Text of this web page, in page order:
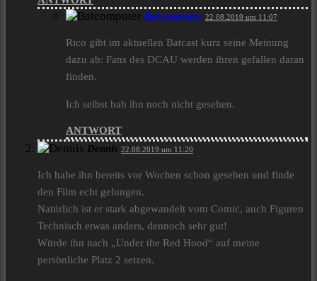
Batcomputer 22.08.2019 um 11:07
Rico gibt im aktuellen Batcast kurz seine Meinung
dazu ab: Fans des DCAU werden ihren gefallen daran
finden.
Ich selbst hab ihn noch nicht gesehen.
ANTWORT
Dennis 22.08.2019 um 11:20
Ich habe ihn bereits vor Wochen schon gesehen und finde
den Film echt gelungen.
Natürlich ist er stark abgewandelt vom Comic, auch Figuren
Technisch etwas anders, dennoch sehr gut!
Würde ihn nach „Under the Red Hood“ auf meine
persönliche Platz 2 setzen.